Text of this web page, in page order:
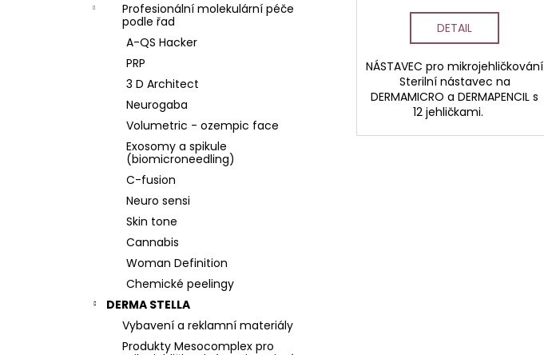
Profesionální molekulární péče
podle řad
A-QS Hacker
PRP
3 D Architect
Neurogaba
Volumetric - ozempic face
Exosomy a spikule
(biomicroneedling)
C-fusion
Neuro sensi
Skin tone
Cannabis
Woman Definition
Chemické peelingy
DERMA STELLA
Vybavení a reklamní materiály
Produkty Mesocomplex pro
DETAIL
NÁSTAVEC pro mikrojehličkování
Sterilní nástavec na
DERMAMICRO a DERMAPENCIL s
12 jehličkami.